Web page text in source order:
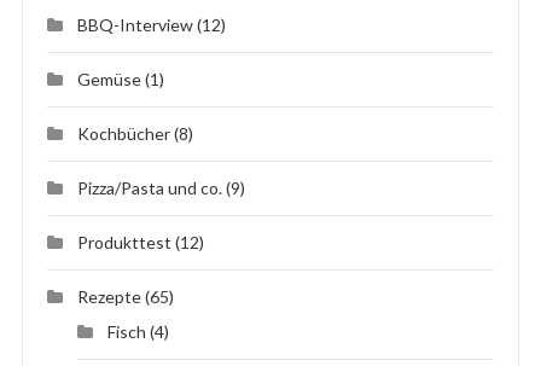
BBQ-Interview(12)
Gemüse(1)
Kochbücher(8)
Pizza/Pasta und co.(9)
Produkttest (12)
Rezepte(65)
Fisch (4)